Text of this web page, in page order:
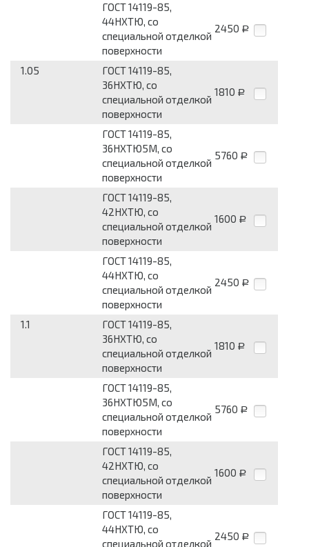
ГОСТ 14119-85,
44НХТЮ, со
специальной отделкой
поверхности
2450 Р
1.05
ГОСТ 14119-85,
36НХТЮ, со
специальной отделкой
поверхности
1810 Р
ГОСТ 14119-85,
36НХТЮ5М, со
специальной отделкой
поверхности
5760 Р
ГОСТ 14119-85,
42НХТЮ, со
специальной отделкой
поверхности
1600 Р
ГОСТ 14119-85,
44НХТЮ, со
специальной отделкой
поверхности
2450 Р
1.1
ГОСТ 14119-85,
36НХТЮ, со
специальной отделкой
поверхности
1810 Р
ГОСТ 14119-85,
36НХТЮ5М, со
специальной отделкой
поверхности
5760 Р
ГОСТ 14119-85,
42НХТЮ, со
специальной отделкой
поверхности
1600 Р
ГОСТ 14119-85,
44НХТЮ, со
специальной отделкой
2450 Р